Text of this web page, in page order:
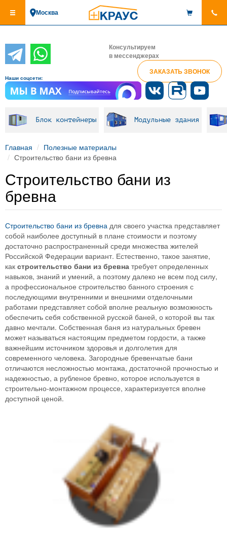
основному
Москва
Консультируем
в мессенджерах
ЗАКАЗАТЬ ЗВОНОК
Наши соцсети:
Блок контейнеры Модульные здания
Главная
Полезные материалы
Строительство бани из бревна
Строительство бани из
бревна
Строительство бани из бревна для своего участка представляет
собой наиболее доступный в плане стоимости и поэтому
достаточно распространенный среди множества жителей
Российской Федерации вариант. Естественно, такое занятие,
как строительство бани из бревна требует определенных
навыков, знаний и умений, а поэтому далеко не всем под силу,
а профессиональное строительство банного строения с
последующими внутренними и внешними отделочными
работами представляет собой вполне реальную возможность
обеспечить себя собственной русской баней, о которой вы так
давно мечтали. Собственная баня из натуральных бревен
может называться настоящим предметом гордости, а также
важнейшим источником здоровья и долголетия для
современного человека. Загородные бревенчатые бани
отличаются несложностью монтажа, достаточной прочностью и
надежностью, а рубленое бревно, которое используется в
строительно-монтажном процессе, характеризуется вполне
доступной ценой.